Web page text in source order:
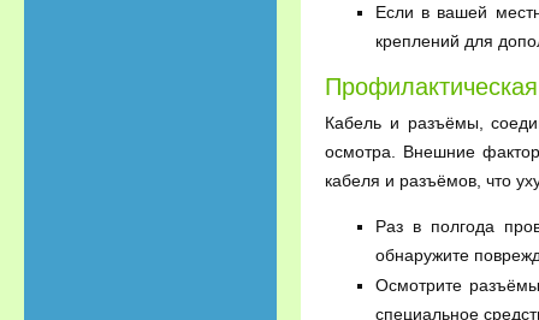
Если в вашей
креплений для
Кабель и разъёмы,
осмотра. Внешние
кабеля и разъёмов, что
Раз в полгода
обнаружите
Осмотрите
специальное